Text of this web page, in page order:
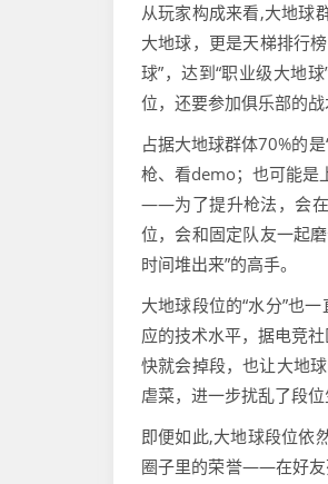
从玩家构成来看,大地球
大地球，更是天梯排行
球”，达到“职业级大地
位，还要参加俱乐部的
占据大地球群体70%的
枪、看demo；也可能是
——为了提升枪法，会在
位，会和固定队友一起
时间堆出来”的高手。
大地球段位的“水分”也
应的技术水平，据电竞
快就会掉段，也让大地
虐菜，进一步扰乱了段
即便如此,大地球段位依
圈子里的荣誉——在好友